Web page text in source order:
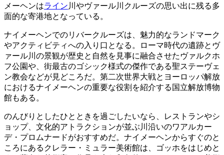
メーヘンはライン 川やヴァール川クルーズの思い出に残る多
面的な寄港地となっている。
ナイメーヘンでのリバークルーズは、魅力的なランドマーク
やアクティビティへの入り口となる。ローマ時代の遺跡とヴ
ァール川の景観が歴史と自然を見事に融合させたヴァルクホ
フ公園や、街最古のゴシック様式の傑作である聖ステーヴェ
ン教会などが見どころだ。第二次世界大戦とヨーロッパ解放
におけるナイメーヘンの重要な役割を紹介する国立解放博物
館もある。
のんびりとしたひとときを過ごしたいなら、レストランやシ
ョップ、文化的アトラクションが並ぶ川沿いのワアルカー
デ・プロムナードがおすすめだ。ナイメーヘンからすぐのと
ころにあるクレラー・ミュラー美術館は、ゴッホをはじめと